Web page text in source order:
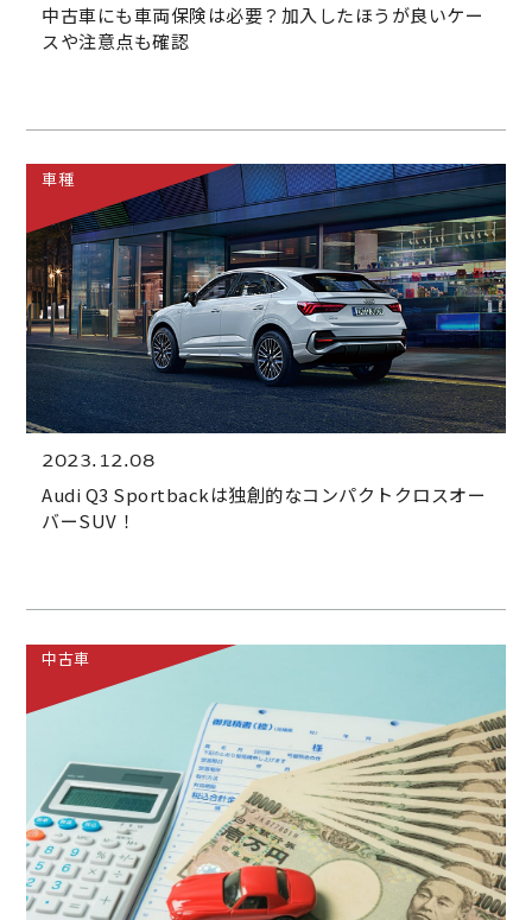
中古車にも車両保険は必要？加入したほうが良いケー
スや注意点も確認
車種
2023.12.08
Audi Q3 Sportbackは独創的なコンパクトクロスオー
バーSUV！
中古車